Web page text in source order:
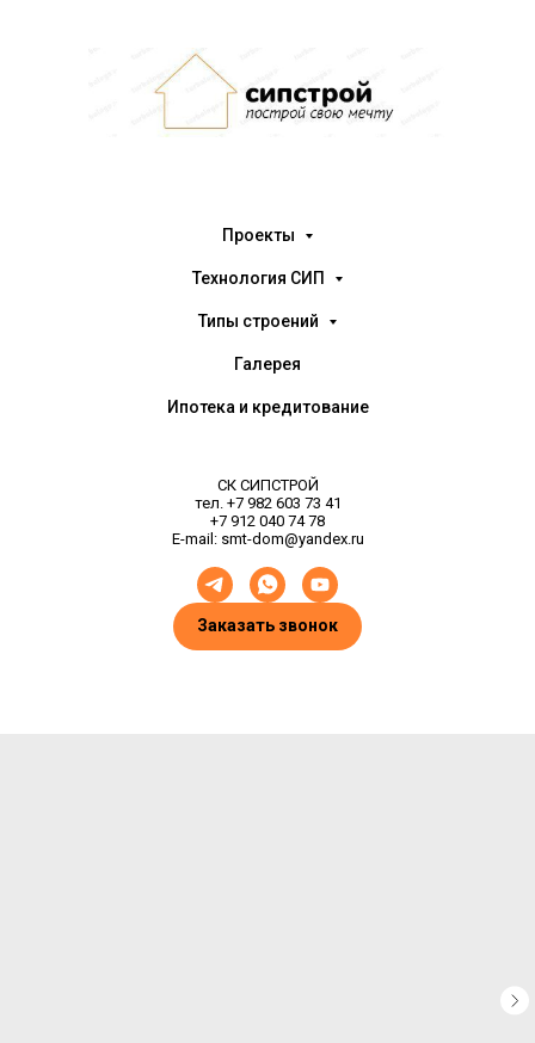
Проекты
Технология СИП
Типы строений
Галерея
Ипотека и кредитование
СК СИПСТРОЙ
тел. +7 982 603 73 41
+7 912 040 74 78
E-mail: smt-dom@yandex.ru
Заказать звонок